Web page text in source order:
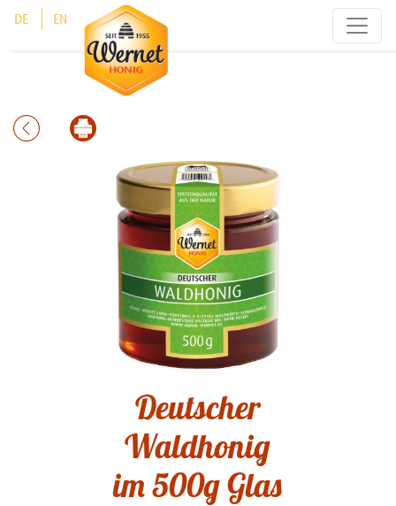
DE EN
Deutscher
Waldhonig
im 500g Glas
Cookie-Einstellungen